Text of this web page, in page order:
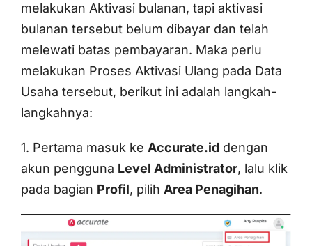
melakukan Aktivasi bulanan, tapi aktivasi
bulanan tersebut belum dibayar dan telah
melewati batas pembayaran. Maka perlu
melakukan Proses Aktivasi Ulang pada Data
Usaha tersebut, berikut ini adalah langkah-
langkahnya:
1. Pertama masuk ke Accurate.id dengan
akun pengguna Level Administrator, lalu klik
pada bagian Profil, pilih Area Penagihan.